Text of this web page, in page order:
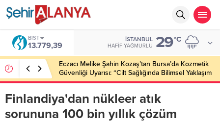
BIST
13.779,39
İSTANBUL
HAFIF YAĞMURLU 29°C
Eczacı Melike Şahin Kozaş’tan Bursa’da Kozmetik
Güvenliği Uyarısı: “Cilt Sağlığında Bilimsel Yaklaşım
ve Güvenilir Ürün Kullanımı Hayati Önem Taşıyor”
Finlandiya'dan nükleer atık
sorununa 100 bin yıllık çözüm